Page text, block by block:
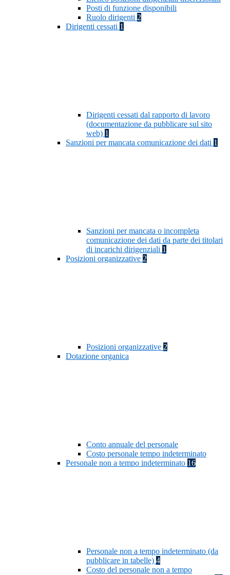
Posti di funzione disponibili
Ruolo dirigenti 2
Dirigenti cessati 1
Dirigenti cessati dal rapporto di lavoro
(documentazione da pubblicare sul sito
web) 1
Sanzioni per mancata comunicazione dei dati 1
Sanzioni per mancata o incompleta
comunicazione dei dati da parte dei titolari
di incarichi dirigenziali 1
Posizioni organizzative 2
Posizioni organizzative 2
Dotazione organica
Conto annuale del personale
Costo personale tempo indeterminato
Personale non a tempo indeterminato 16
Personale non a tempo indeterminato (da
pubblicare in tabelle) 4
Costo del personale non a tempo